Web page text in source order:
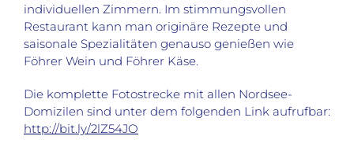
individuellen Zimmern. Im stimmungsvollen
Restaurant kann man originäre Rezepte und
saisonale Spezialitäten genauso genießen wie
Föhrer Wein und Föhrer Käse.
Die komplette Fotostrecke mit allen Nordsee-
Domizilen sind unter dem folgenden Link aufrufbar:
http://bit.ly/2lZ54JO